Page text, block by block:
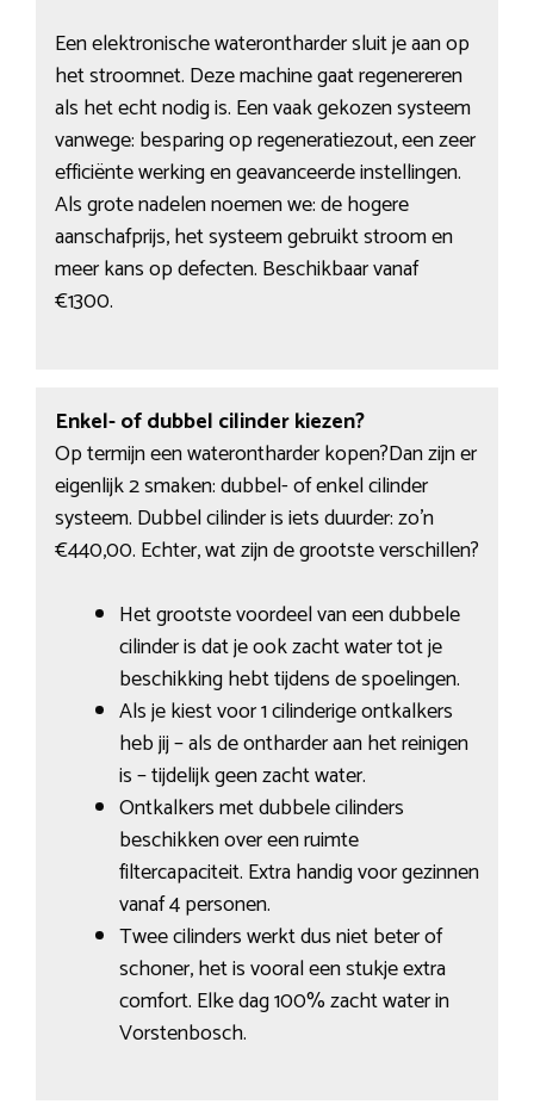
Een elektronische waterontharder sluit je aan op
het stroomnet. Deze machine gaat regenereren
als het echt nodig is. Een vaak gekozen systeem
vanwege: besparing op regeneratiezout, een zeer
efficiënte werking en geavanceerde instellingen.
Als grote nadelen noemen we: de hogere
aanschafprijs, het systeem gebruikt stroom en
meer kans op defecten. Beschikbaar vanaf
€1300.
Enkel- of dubbel cilinder kiezen?
Op termijn een waterontharder kopen?Dan zijn er
eigenlijk 2 smaken: dubbel- of enkel cilinder
systeem. Dubbel cilinder is iets duurder: zo’n
€440,00. Echter, wat zijn de grootste verschillen?
Het grootste voordeel van een dubbele
cilinder is dat je ook zacht water tot je
beschikking hebt tijdens de spoelingen.
Als je kiest voor 1 cilinderige ontkalkers
heb jij – als de ontharder aan het reinigen
is – tijdelijk geen zacht water.
Ontkalkers met dubbele cilinders
beschikken over een ruimte
filtercapaciteit. Extra handig voor gezinnen
vanaf 4 personen.
Twee cilinders werkt dus niet beter of
schoner, het is vooral een stukje extra
comfort. Elke dag 100% zacht water in
Vorstenbosch.